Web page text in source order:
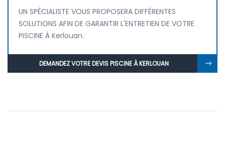
UN SPÉCIALISTE VOUS PROPOSERA DIFFÉRENTES
SOLUTIONS AFIN DE GARANTIR L'ENTRETIEN DE VOTRE
PISCINE À Kerlouan.
DEMANDEZ VOTRE DEVIS PISCINE À KERLOUAN